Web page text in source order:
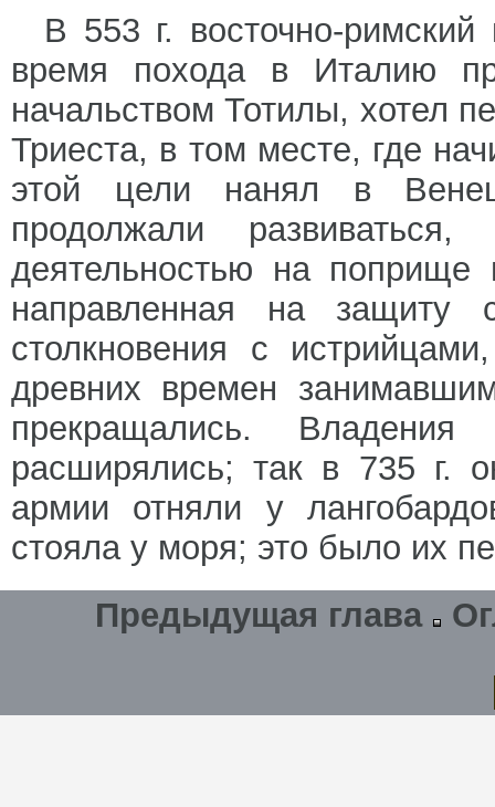
В 553 г. восточно-
время похода в Италию
начальством Тотилы, хотел
Триеста, в том месте, где
этой цели нанял в
продолжали
деятельностью на поприще
направленная на защиту
столкновения с
древних времен
прекращались.
расширялись; так в 735 г.
армии отняли у
стояла у моря; это было их
Предыдущая глава